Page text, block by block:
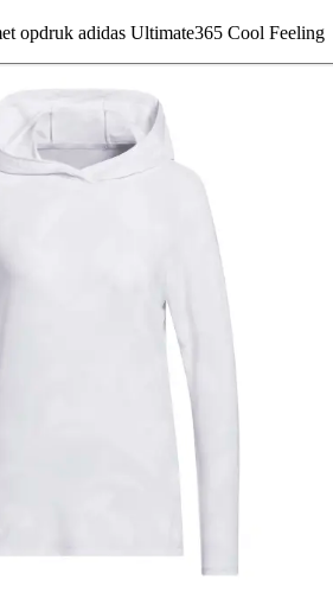
opdruk adidas Ultimate365 Cool Feeling